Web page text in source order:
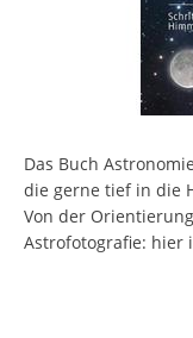
Das Buch
die gerne tief in die
Von der
Astrofotografie: hier